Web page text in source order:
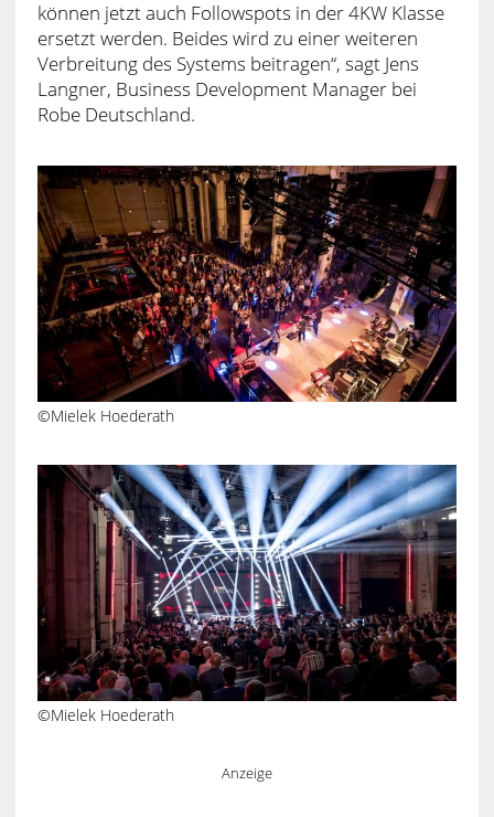
können jetzt auch Followspots in der 4KW Klasse
ersetzt werden. Beides wird zu einer weiteren
Verbreitung des Systems beitragen“, sagt Jens
Langner, Business Development Manager bei
Robe Deutschland.
©Mielek Hoederath
©Mielek Hoederath
Anzeige